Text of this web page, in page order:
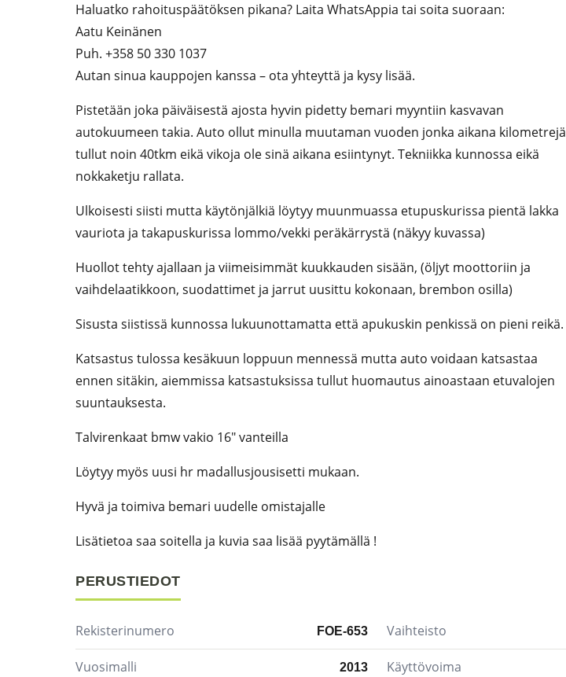
Haluatko rahoituspäätöksen pikana? Laita WhatsAppia tai soita suoraan:
Aatu Keinänen
Puh. +358 50 330 1037
Autan sinua kauppojen kanssa – ota yhteyttä ja kysy lisää.
Pistetään joka päiväisestä ajosta hyvin pidetty bemari myyntiin kasvavan
autokuumeen takia. Auto ollut minulla muutaman vuoden jonka aikana kilometrejä
tullut noin 40tkm eikä vikoja ole sinä aikana esiintynyt. Tekniikka kunnossa eikä
nokkaketju rallata.
Ulkoisesti siisti mutta käytönjälkiä löytyy muunmuassa etupuskurissa pientä lakka
vauriota ja takapuskurissa lommo/vekki peräkärrystä (näkyy kuvassa)
Huollot tehty ajallaan ja viimeisimmät kuukkauden sisään, (öljyt moottoriin ja
vaihdelaatikkoon, suodattimet ja jarrut uusittu kokonaan, brembon osilla)
Sisusta siistissä kunnossa lukuunottamatta että apukuskin penkissä on pieni reikä.
Katsastus tulossa kesäkuun loppuun mennessä mutta auto voidaan katsastaa
ennen sitäkin, aiemmissa katsastuksissa tullut huomautus ainoastaan etuvalojen
suuntauksesta.
Talvirenkaat bmw vakio 16" vanteilla
Löytyy myös uusi hr madallusjousisetti mukaan.
Hyvä ja toimiva bemari uudelle omistajalle
Lisätietoa saa soitella ja kuvia saa lisää pyytämällä !
PERUSTIEDOT
Rekisterinumero FOE-653
Vuosimalli 2013
Vaihteisto
Käyttövoima